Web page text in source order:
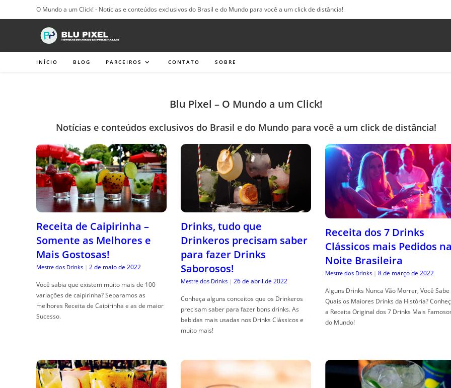
para
O Mundo a um Click! - Notícias e conteúdos exclusivos do Brasil e do Mundo para você a um click de distância!
INÍCIO BLOG PARCEIROS CONTATO SOBRE
Blu Pixel – O Mundo a um Click!
Notícias e conteúdos exclusivos do Brasil e do Mundo para você a um click de distância!
Receita de Caipirinha –
Somente as Melhores e
Mais Gostosas!
Mestre dos Drinks | 2 de maio de 2022
Você sabia que existem muito mais de 100
variações de caipirinha? Separamos as
melhores Receita de Caipirinha e as de maior
Sucesso.
Drinks, tudo que
Drinkeros precisam saber
para fazer Drinks
Saborosos!
Mestre dos Drinks | 26 de abril de 2022
Conheça alguns conceitos que os Drinkeros
precisam saber para fazer bons drinks. As
bebidas mais usadas nos Drinks Clássicos e
muito mais!
Receita dos 7 Drinks
Clássicos mais Pedidos
Noite Brasileira
Mestre dos Drinks | 8 de março de 2022
Alguns Drinks Nunca Vão Morrer, Você Sabe
Quais os Maiores Drinks da História?
a Receita Original dos 7 Drinks Mais
do Mundo!